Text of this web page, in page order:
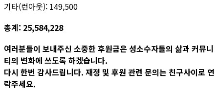
기타(런아웃): 149,500
총계: 25,584,228
여러분들이 보내주신 소중한 후원금은 성소수자들의 삶과 커뮤니
티의 변화에 쓰도록 하겠습니다.
다시 한번 감사드립니다. 재정 및 후원 관련 문의는 친구사이로 연
락주세요.